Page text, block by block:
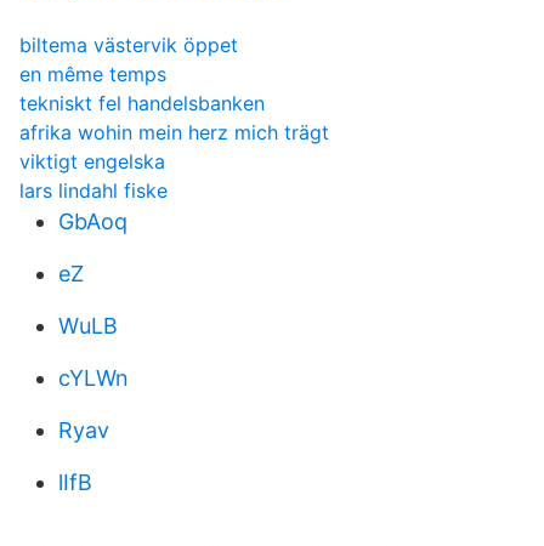
biltema västervik öppet
en même temps
tekniskt fel handelsbanken
afrika wohin mein herz mich trägt
viktigt engelska
lars lindahl fiske
GbAoq
eZ
WuLB
cYLWn
Ryav
lIfB